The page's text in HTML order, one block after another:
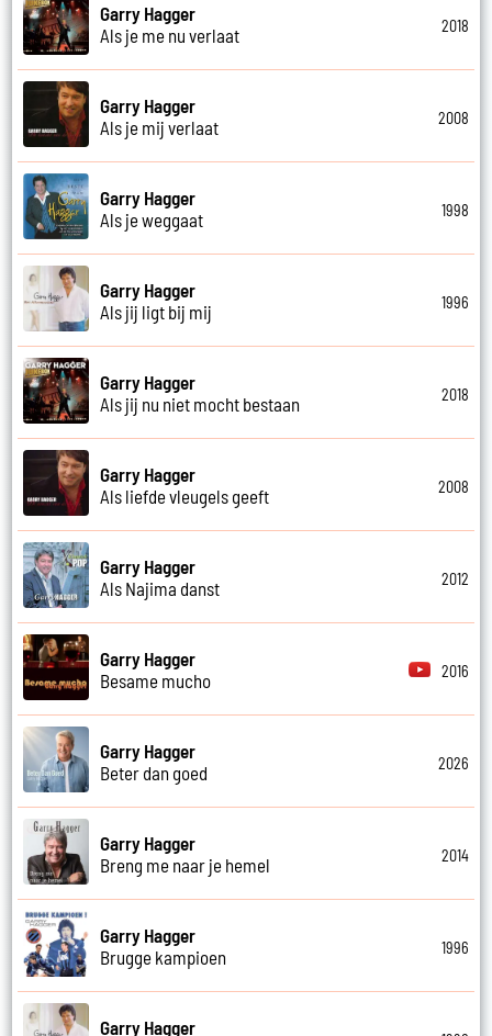
Garry Hagger
Als je me nu verlaat
2018
Garry Hagger
Als je mij verlaat
2008
Garry Hagger
Als je weggaat
1998
Garry Hagger
Als jij ligt bij mij
1996
Garry Hagger
Als jij nu niet mocht bestaan
2018
Garry Hagger
Als liefde vleugels geeft
2008
Garry Hagger
Als Najima danst
2012
Garry Hagger
Besame mucho
2016
Garry Hagger
Beter dan goed
2026
Garry Hagger
Breng me naar je hemel
2014
Garry Hagger
Brugge kampioen
1996
Garry Hagger